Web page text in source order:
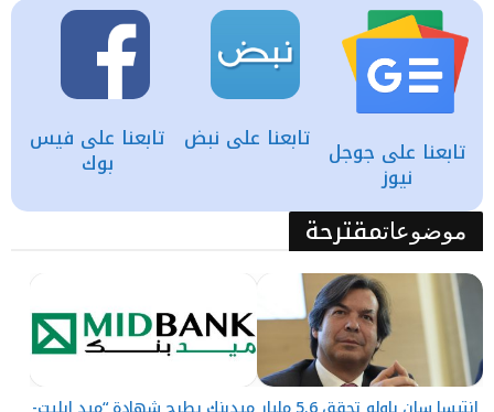
تابعنا على فيس
بوك
تابعنا على نبض تابعنا على جوجل
نيوز
موضوعاتمقترحة